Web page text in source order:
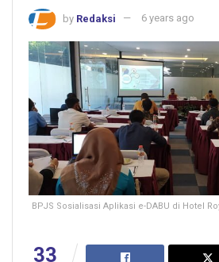
by Redaksi 6 years ago
BPJS Sosialisasi Aplikasi e-DABU di Hotel
33